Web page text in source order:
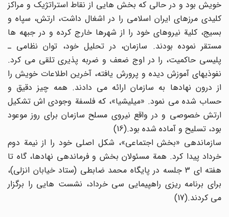
خویش بود و در حالی که بخش هایی از نقاط استراتژیک و مراکز
کلیدی مرزهای ایران اسلامی را در اشغال داشت، ارتش، سپاه و
بسیج، کلیة نیروهای خود را از شهرها خارج کرده و در جبهه ها
مستقر نموده بودند. سازمان، در تحلیل خود، توان نظامی ـ
پلیسی حاکمیت، را در اوج ضعف و ضربه پذیری تلقی می کرد.
نفوذیهای آموزش دیده و پرورش یافته، آخرین اطلاعات خویش را
از درون نهادها به سازمان ارائه می دادند. همه چیز دقیق و
حساب شده می نمود. «میلیشیا»، که فلسفة وجودی اش تشکیل
ارتش خصوصی و در واقع نیروی مسلح سازمان برای روز موعود
بود، تسلیح و آماده شده بود.(16)
سازماندهی «بخش اجتماعی»، شکل اصلی خود را از نیمة دوم
خرداد پیدا کرد. همة مسئولان بخش و فرماندهی نهادها، گاه تا
هفته ای 3 جلسه در پایگاه محمد ضابطی (ستاد خیابان انزلی)،
برای برنامه ریزی راهپیمایی سی خرداد، نشست هایی را برگزار
می کردند.(17)